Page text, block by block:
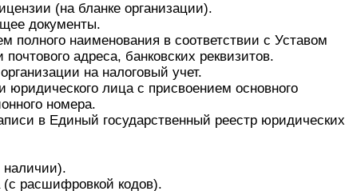
(на бланке организации).
документы.
полного наименования в соответствии с Уставом
адреса, банковских реквизитов.
на налоговый учет.
юридического лица с присвоением основного
номера.
в Единый государственный реестр юридических
наличии).
(с расшифровкой кодов).